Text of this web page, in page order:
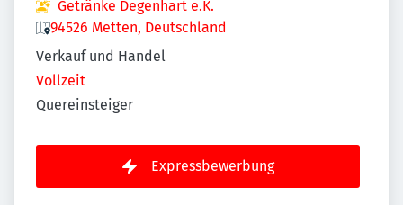
Getränke Degenhart e.K.
94526 Metten, Deutschland
Verkauf und Handel
Vollzeit
Quereinsteiger
Expressbewerbung